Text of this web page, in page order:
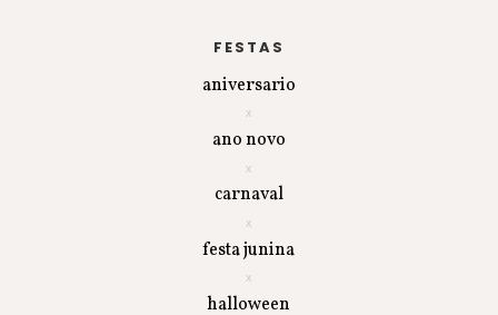
FESTAS
aniversario
ano novo
carnaval
festa junina
halloween